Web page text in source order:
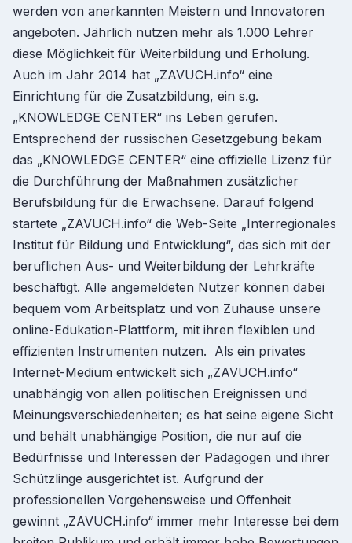
werden von anerkannten Meistern und Innovatoren
angeboten. Jährlich nutzen mehr als 1.000 Lehrer
diese Möglichkeit für Weiterbildung und Erholung.
Auch im Jahr 2014 hat „ZAVUCH.info“ eine
Einrichtung für die Zusatzbildung, ein s.g.
„KNOWLEDGE CENTER“ ins Leben gerufen.
Entsprechend der russischen Gesetzgebung bekam
das „KNOWLEDGE CENTER“ eine offizielle Lizenz für
die Durchführung der Maßnahmen zusätzlicher
Berufsbildung für die Erwachsene. Darauf folgend
startete „ZAVUCH.info“ die Web-Seite „Interregionales
Institut für Bildung und Entwicklung“, das sich mit der
beruflichen Aus- und Weiterbildung der Lehrkräfte
beschäftigt. Alle angemeldeten Nutzer können dabei
bequem vom Arbeitsplatz und von Zuhause unsere
online-Edukation-Plattform, mit ihren flexiblen und
effizienten Instrumenten nutzen. Als ein privates
Internet-Medium entwickelt sich „ZAVUCH.info“
unabhängig von allen politischen Ereignissen und
Meinungsverschiedenheiten; es hat seine eigene Sicht
und behält unabhängige Position, die nur auf die
Bedürfnisse und Interessen der Pädagogen und ihrer
Schützlinge ausgerichtet ist. Aufgrund der
professionellen Vorgehensweise und Offenheit
gewinnt „ZAVUCH.info“ immer mehr Interesse bei dem